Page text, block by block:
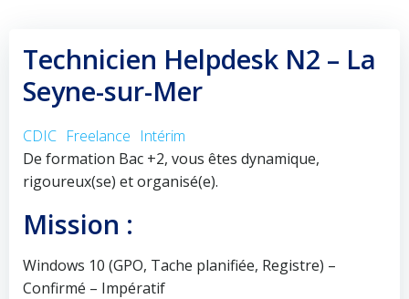
Technicien Helpdesk N2 – La
Seyne-sur-Mer
CDIC Freelance Intérim
De formation Bac +2, vous êtes dynamique,
rigoureux(se) et organisé(e).
Mission :
Windows 10 (GPO, Tache planifiée, Registre) –
Confirmé – Impératif